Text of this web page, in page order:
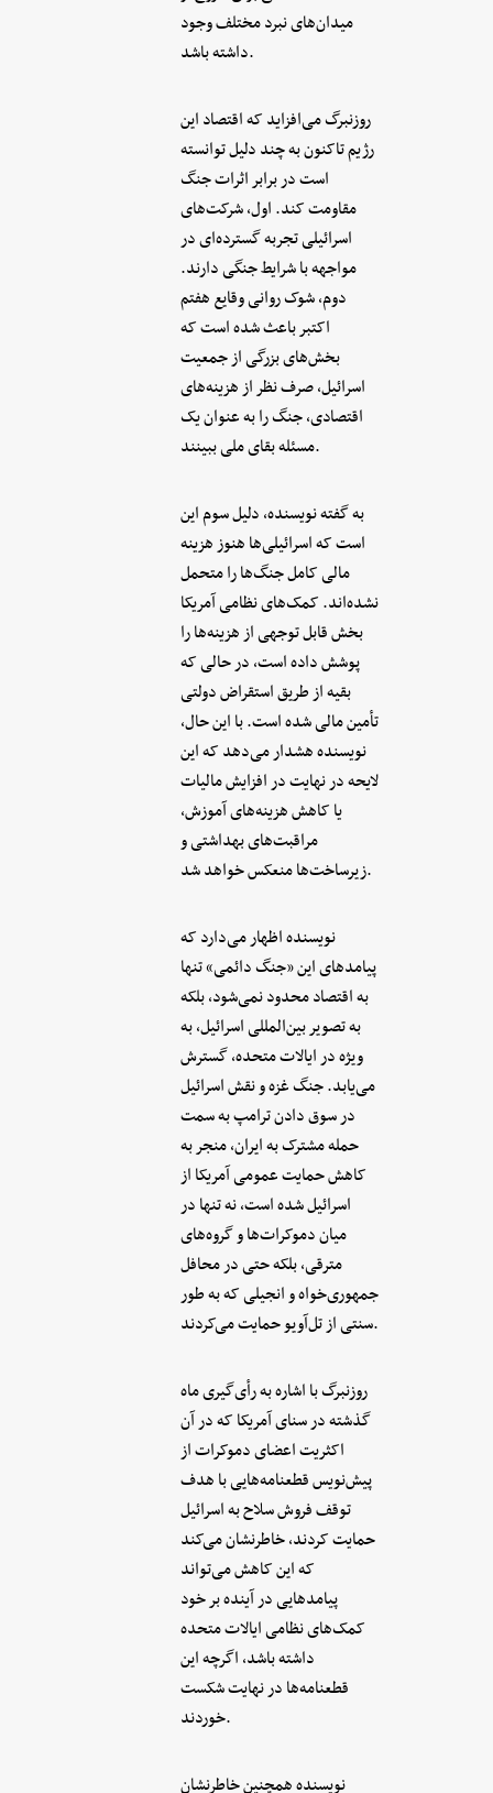
میدان‌های نبرد مختلف وجود
داشته باشد.
روزنبرگ می‌افزاید که اقتصاد این
رژیم تاکنون به چند دلیل توانسته
است در برابر اثرات جنگ
مقاومت کند. اول، شرکت‌های
اسرائیلی تجربه گسترده‌ای در
مواجهه با شرایط جنگی دارند.
دوم، شوک روانی وقایع هفتم
اکتبر باعث شده است که
بخش‌های بزرگی از جمعیت
اسرائیل، صرف نظر از هزینه‌های
اقتصادی، جنگ را به عنوان یک
مسئله بقای ملی ببینند.
به گفته نویسنده، دلیل سوم این
است که اسرائیلی‌ها هنوز هزینه
مالی کامل جنگ‌ها را متحمل
نشده‌اند. کمک‌های نظامی آمریکا
بخش قابل توجهی از هزینه‌ها را
پوشش داده است، در حالی که
بقیه از طریق استقراض دولتی
تأمین مالی شده است. با این حال،
نویسنده هشدار می‌دهد که این
لایحه در نهایت در افزایش مالیات
یا کاهش هزینه‌های آموزش،
مراقبت‌های بهداشتی و
زیرساخت‌ها منعکس خواهد شد.
نویسنده اظهار می‌دارد که
پیامدهای این «جنگ دائمی» تنها
به اقتصاد محدود نمی‌شود، بلکه
به تصویر بین‌المللی اسرائیل، به
ویژه در ایالات متحده، گسترش
می‌یابد. جنگ غزه و نقش اسرائیل
در سوق دادن ترامپ به سمت
حمله مشترک به ایران، منجر به
کاهش حمایت عمومی آمریکا از
اسرائیل شده است، نه تنها در
میان دموکرات‌ها و گروه‌های
مترقی، بلکه حتی در محافل
جمهوری‌خواه و انجیلی که به طور
سنتی از تل‌آویو حمایت می‌کردند.
روزنبرگ با اشاره به رأی‌گیری ماه
گذشته در سنای آمریکا که در آن
اکثریت اعضای دموکرات از
پیش‌نویس قطعنامه‌هایی با هدف
توقف فروش سلاح به اسرائیل
حمایت کردند، خاطرنشان می‌کند
که این کاهش می‌تواند
پیامدهایی در آینده بر خود
کمک‌های نظامی ایالات متحده
داشته باشد، اگرچه این
قطعنامه‌ها در نهایت شکست
خوردند.
نویسنده همچنین خاطرنشان